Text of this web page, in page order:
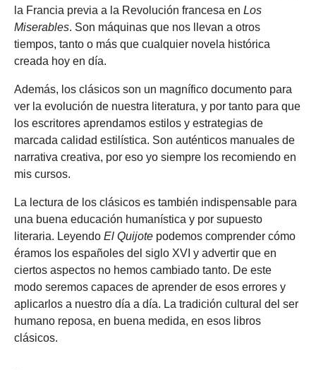
la Francia previa a la Revolución francesa en Los
Miserables. Son máquinas que nos llevan a otros
tiempos, tanto o más que cualquier novela histórica
creada hoy en día.
Además, los clásicos son un magnífico documento para
ver la evolución de nuestra literatura, y por tanto para que
los escritores aprendamos estilos y estrategias de
marcada calidad estilística. Son auténticos manuales de
narrativa creativa, por eso yo siempre los recomiendo en
mis cursos.
La lectura de los clásicos es también indispensable para
una buena educación humanística y por supuesto
literaria. Leyendo El Quijote podemos comprender cómo
éramos los españoles del siglo XVI y advertir que en
ciertos aspectos no hemos cambiado tanto. De este
modo seremos capaces de aprender de esos errores y
aplicarlos a nuestro día a día. La tradición cultural del ser
humano reposa, en buena medida, en esos libros
clásicos.